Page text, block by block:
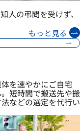
人の弔問を受けず、
もっと見る
を速やかにご自宅
短時間で搬送先や搬
などの選定を代行い